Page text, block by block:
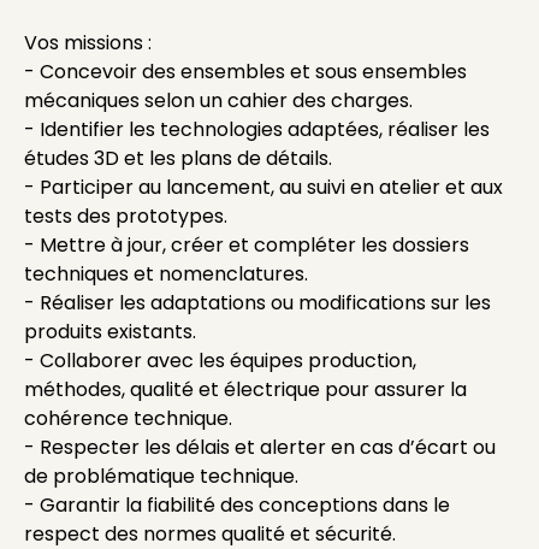
Vos missions :
- Concevoir des ensembles et sous ensembles
mécaniques selon un cahier des charges.
- Identifier les technologies adaptées, réaliser les
études 3D et les plans de détails.
- Participer au lancement, au suivi en atelier et aux
tests des prototypes.
- Mettre à jour, créer et compléter les dossiers
techniques et nomenclatures.
- Réaliser les adaptations ou modifications sur les
produits existants.
- Collaborer avec les équipes production,
méthodes, qualité et électrique pour assurer la
cohérence technique.
- Respecter les délais et alerter en cas d’écart ou
de problématique technique.
- Garantir la fiabilité des conceptions dans le
respect des normes qualité et sécurité.